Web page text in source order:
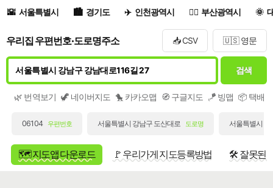
서울특별시 경기도 인천광역시 부산광역시
우리집 우편번호·도로명주소 📥 CSV 🇺🇸 영문
검색
🌿 번역보기 🦖 네이버지도 🐤 카카오맵 🧭 구글지도 🪁 빙맵 📦 택배/
06104 우편번호 서울특별시 강남구 도산대로 도로명 서울특별시
🗺️ 지도앱 다운로드 🚩 우리가게 지도등록방법 🛠️ 잘못된